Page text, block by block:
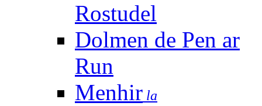
Rostudel
Dolmen de Pen ar
Run
Menhir la